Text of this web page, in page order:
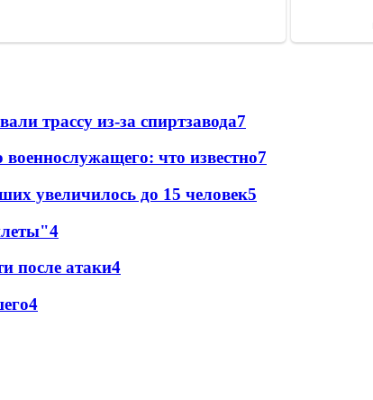
трассу из-за спиртзавода7
что известно7
увеличилось до 15 человек5
4
после атаки4
4